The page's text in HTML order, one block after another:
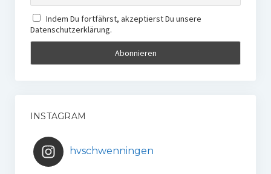
Indem Du fortfährst, akzeptierst Du unsere
Datenschutzerklärung.
INSTAGRAM
hvschwenningen